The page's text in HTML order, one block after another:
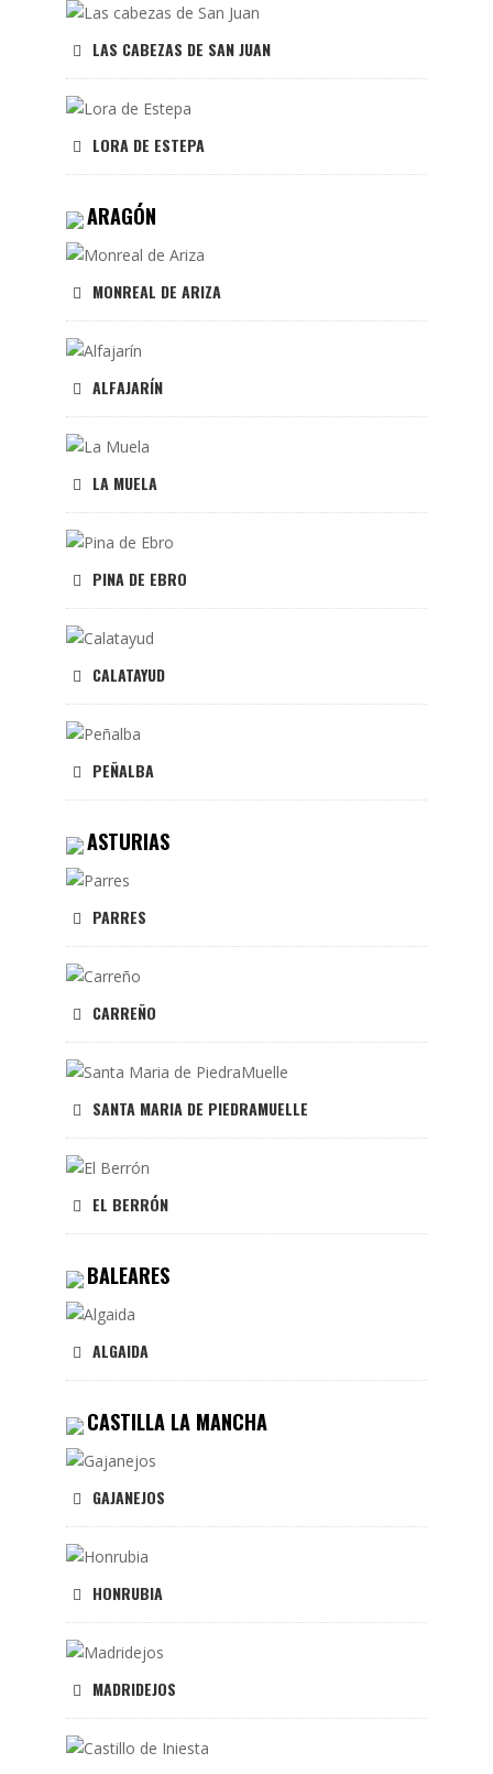
LAS CABEZAS DE SAN JUAN
LORA DE ESTEPA
ARAGÓN
MONREAL DE ARIZA
ALFAJARÍN
LA MUELA
PINA DE EBRO
CALATAYUD
PEÑALBA
ASTURIAS
PARRES
CARREÑO
SANTA MARIA DE PIEDRAMUELLE
EL BERRÓN
BALEARES
ALGAIDA
CASTILLA LA MANCHA
GAJANEJOS
HONRUBIA
MADRIDEJOS